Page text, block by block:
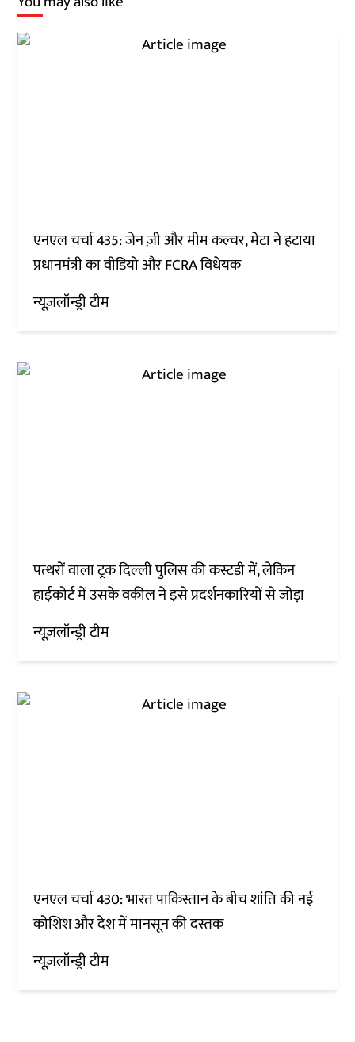
एनएल चर्चा 435: जेन ज़ी और मीम कल्चर, मेटा ने हटाया
प्रधानमंत्री का वीडियो और FCRA विधेयक
न्यूज़लॉन्ड्री टीम
पत्थरों वाला ट्रक दिल्ली पुलिस की कस्टडी में, लेकिन
हाईकोर्ट में उसके वकील ने इसे प्रदर्शनकारियों से जोड़ा
न्यूज़लॉन्ड्री टीम
एनएल चर्चा 430: भारत पाकिस्तान के बीच शांति की नई
कोशिश और देश में मानसून की दस्तक
न्यूज़लॉन्ड्री टीम